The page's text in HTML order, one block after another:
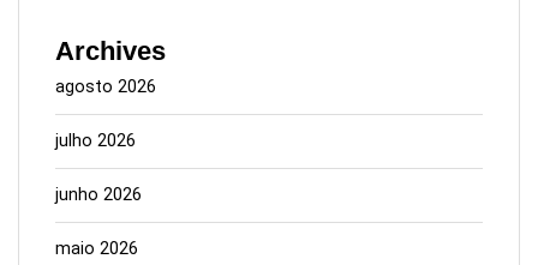
Archives
agosto 2026
julho 2026
junho 2026
maio 2026